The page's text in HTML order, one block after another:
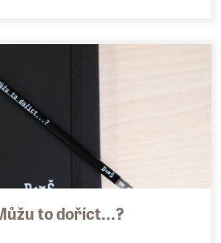
to doříct...?